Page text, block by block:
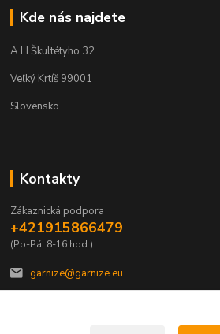
Kde nás najdete
A.H.Škultétyho 32
Veľký Krtíš 99001
Slovensko
Kontakty
Zákaznická podpora
+421915866479
(Po-Pá, 8-16 hod.)
garnize@garnize.eu